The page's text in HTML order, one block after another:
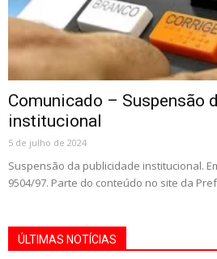
Comunicado – Suspensão
institucional
5 de julho de 2024
Suspensão da publicidade institucional.
9504/97. Parte do conteúdo no site da
ÚLTIMAS NOTÍCIAS